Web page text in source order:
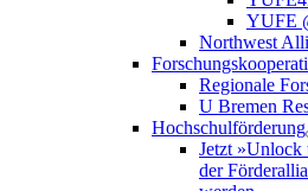
YUFE
Northwest
Regionale
U Bremen
Hochschulförderung
Jetzt »Unlock
der